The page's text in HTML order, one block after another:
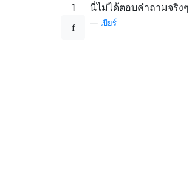
1 นี่ไม่ได้ตอบคำถามจริงๆ
เบียร์